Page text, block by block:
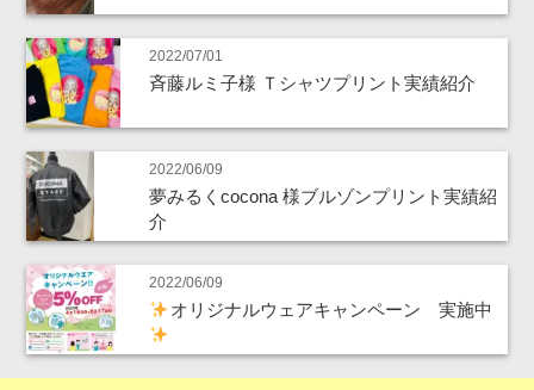
2022/07/01
斉藤ルミ子様 Ｔシャツプリント実績紹介
2022/06/09
夢みるくcocona 様ブルゾンプリント実績紹
介
2022/06/09
オリジナルウェアキャンペーン 実施中